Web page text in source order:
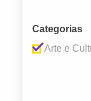
Categorias
Arte e